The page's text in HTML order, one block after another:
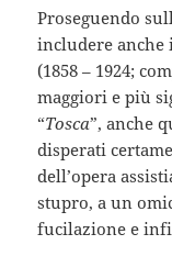
Proseguendo
includere
(1858 – 1924;
maggiori e più
“Tosca”, anche
disperati
dell’opera
stupro, a un
fucilazione e